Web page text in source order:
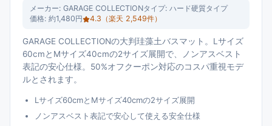
メーカー: GARAGE COLLECTIONタイプ: ハード硬質タイプ
価格: 約1,480円 4.3 （楽天 2,549件）
GARAGE COLLECTIONの大判珪藻土バスマット。Lサイズ
60cmとMサイズ40cmの2サイズ展開で、ノンアスベスト
表記の安心仕様。50%オフクーポン対応のコスパ重視モデ
ルとされます。
Lサイズ60cmとMサイズ40cmの2サイズ展開
ノンアスベスト表記で安心して使える安全仕様